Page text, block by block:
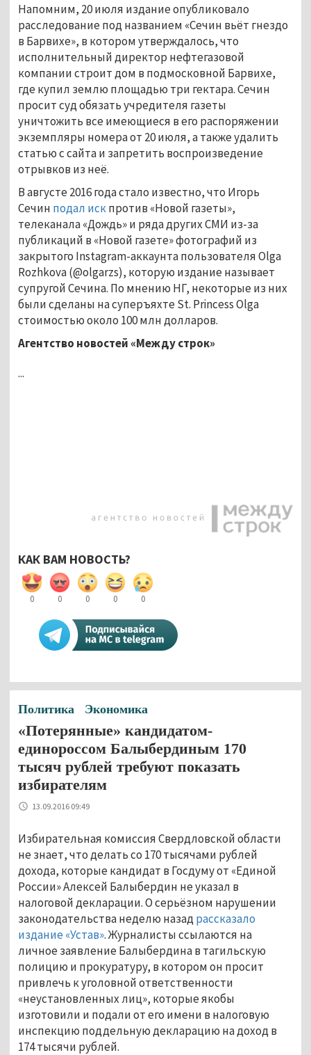
Напомним, 20 июля издание опубликовало
расследование под названием «Сечин вьёт гнездо
в Барвихе», в котором утверждалось, что
исполнительный директор нефтегазовой
компании строит дом в подмосковной Барвихе,
где купил землю площадью три гектара. Сечин
просит суд обязать учредителя газеты
уничтожить все имеющиеся в его распоряжении
экземпляры номера от 20 июля, а также удалить
статью с сайта и запретить воспроизведение
отрывков из неё.
В августе 2016 года стало известно, что Игорь
Сечин подал искпротив «Новой газеты»,
телеканала «Дождь» и ряда других СМИ из-за
публикаций в «Новой газете» фотографий из
закрытого Instagram-аккаунта пользователя Olga
Rozhkova (@olgarzs), которую издание называет
супругой Сечина. По мнению НГ, некоторые из них
были сделаны на суперъяхте St. Princess Olga
стоимостью около 100 млн долларов.
Агентство новостей «Между строк»
...
КАК ВАМ НОВОСТЬ?
0 0 0 0 0
Политика Экономика
«Потерянные» кандидатом-
единороссом Балыбердиным 170
тысяч рублей требуют показать
избирателям
13.09.2016 09:49
Избирательная комиссия Свердловской области
не знает, что делать со 170 тысячами рублей
дохода, которые кандидат в Госдуму от «Единой
России» Алексей Балыбердин не указал в
налоговой декларации. О серьёзном нарушении
законодательства неделю назадрассказало
издание «Устав». Журналисты ссылаются на
личное заявление Балыбердина в тагильскую
полицию и прокуратуру, в котором он просит
привлечь к уголовной ответственности
«неустановленных лиц», которые якобы
изготовили и подали от его имени в налоговую
инспекцию поддельную декларацию на доход в
174 тысячи рублей.